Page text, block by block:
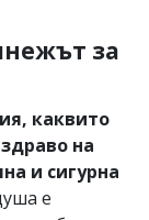
за
каквито
на
и сигурна
е